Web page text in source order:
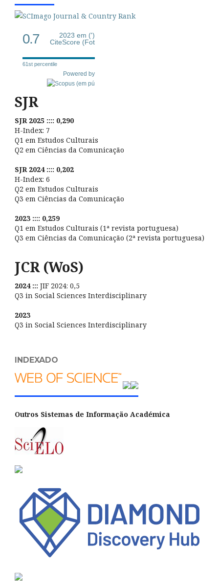
0.7
2023 em (')
CiteScore (Fot
61st percentile
Powered by
SJR
SJR 2025 :::: 0,290
H-Index: 7
Q1 em Estudos Culturais
Q2 em Ciências da Comunicação
SJR 2024 :::: 0,202
H-Index: 6
Q2 em Estudos Culturais
Q3 em Ciências da Comunicação
2023 :::: 0,259
Q1 em Estudos Culturais (1ª revista portuguesa)
Q3 em Ciências da Comunicação (2ª revista portuguesa)
JCR (WoS)
2024 ::: JIF 2024: 0,5
Q3 in Social Sciences Interdisciplinary
2023
Q3 in Social Sciences Interdisciplinary
INDEXADO
Outros Sistemas de Informação Académica